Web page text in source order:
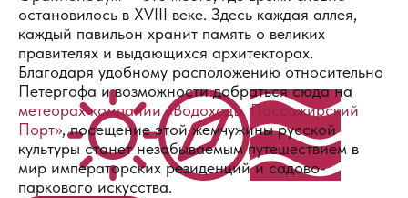
остановилось в XVIII веке. Здесь каждая аллея,
каждый павильон хранит память о великих
правителях и выдающихся архитекторах.
Благодаря удобному расположению относительно
Петергофа и возможности добраться сюда на
метеорах компании «ВодоходЪ. Пассажирский
Порт», посещение этой жемчужины русской
культуры станет незабываемым путешествием в
мир императорских резиденций и садово-
паркового искусства.